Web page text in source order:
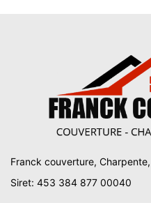
Franck couverture,
Siret: 453 384 877 00040